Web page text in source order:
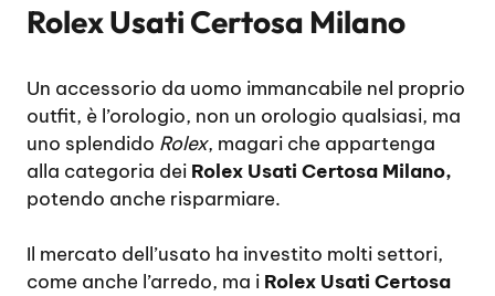
Rolex Usati Certosa Milano
Un accessorio da uomo immancabile nel proprio
outfit, è l’orologio, non un orologio qualsiasi, ma
uno splendido Rolex, magari che appartenga
alla categoria dei Rolex Usati Certosa Milano,
potendo anche risparmiare.
Il mercato dell’usato ha investito molti settori,
come anche l’arredo, ma i Rolex Usati Certosa